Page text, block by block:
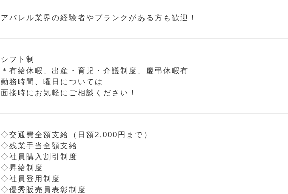
アパレル業界の経験者やブランクがある方も歓迎！
シフト制
＊有給休暇、出産・育児・介護制度、慶弔休暇有
勤務時間、曜日については
面接時にお気軽にご相談ください！
◇交通費全額支給（日額2,000円まで）
◇残業手当全額支給
◇社員購入割引制度
◇昇給制度
◇社員登用制度
◇優秀販売員表彰制度